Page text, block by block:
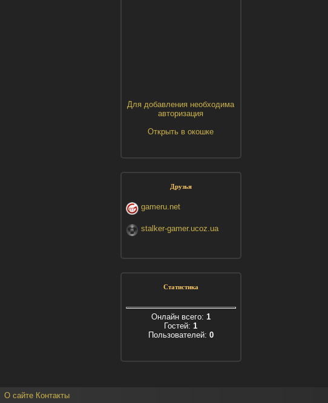
Для добавления необходима
авторизация
Открыть в окошке
Друзья
gameru.net
stalker-gamer.ucoz.ua
Статистика
Онлайн всего: 1
Гостей: 1
Пользователей: 0
О сайте Контакты